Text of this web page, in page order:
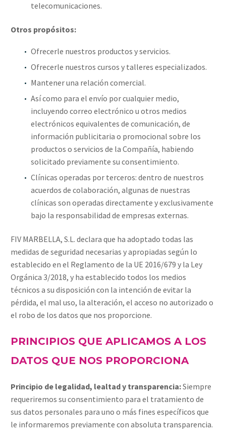
telecomunicaciones.
Otros propósitos:
Ofrecerle nuestros productos y servicios.
Ofrecerle nuestros cursos y talleres especializados.
Mantener una relación comercial.
Así como para el envío por cualquier medio,
incluyendo correo electrónico u otros medios
electrónicos equivalentes de comunicación, de
información publicitaria o promocional sobre los
productos o servicios de la Compañía, habiendo
solicitado previamente su consentimiento.
Clínicas operadas por terceros: dentro de nuestros
acuerdos de colaboración, algunas de nuestras
clínicas son operadas directamente y exclusivamente
bajo la responsabilidad de empresas externas.
FIV MARBELLA, S.L. declara que ha adoptado todas las
medidas de seguridad necesarias y apropiadas según lo
establecido en el Reglamento de la UE 2016/679 y la Ley
Orgánica 3/2018, y ha establecido todos los medios
técnicos a su disposición con la intención de evitar la
pérdida, el mal uso, la alteración, el acceso no autorizado o
el robo de los datos que nos proporcione.
PRINCIPIOS QUE APLICAMOS A LOS
DATOS QUE NOS PROPORCIONA
Principio de legalidad, lealtad y transparencia:Siempre
requeriremos su consentimiento para el tratamiento de
sus datos personales para uno o más fines específicos que
le informaremos previamente con absoluta transparencia.